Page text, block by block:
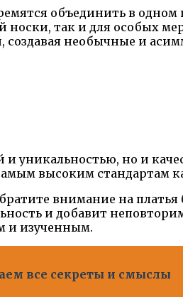
объединить в
так и для особых
необычные и
и уникальностью, но и
высоким стандартам
внимание на
и добавит
и изученным.
все секреты и смыслы